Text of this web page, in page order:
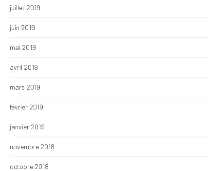
juillet 2019
juin 2019
mai 2019
avril 2019
mars 2019
février 2019
janvier 2019
novembre 2018
octobre 2018